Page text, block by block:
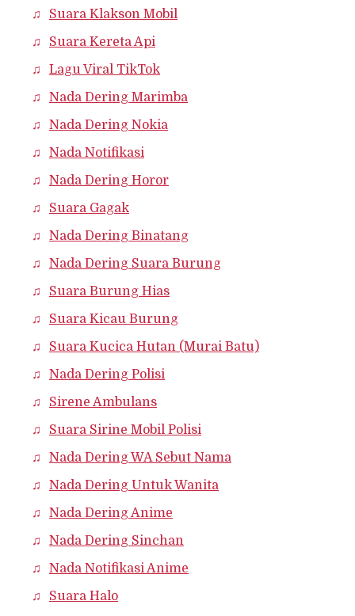
Suara Klakson Mobil
Suara Kereta Api
Lagu Viral TikTok
Nada Dering Marimba
Nada Dering Nokia
Nada Notifikasi
Nada Dering Horor
Suara Gagak
Nada Dering Binatang
Nada Dering Suara Burung
Suara Burung Hias
Suara Kicau Burung
Suara Kucica Hutan (Murai Batu)
Nada Dering Polisi
Sirene Ambulans
Suara Sirine Mobil Polisi
Nada Dering WA Sebut Nama
Nada Dering Untuk Wanita
Nada Dering Anime
Nada Dering Sinchan
Nada Notifikasi Anime
Suara Halo